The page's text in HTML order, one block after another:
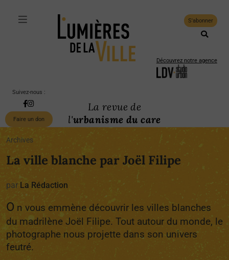
S'abonner
Découvrez notre agence
Suivez-nous :
Faire un don
La revue de
l'urbanisme du care
Archives
La ville blanche par Joël Filipe
par La Rédaction
O n vous emmène découvrir les villes blanches
du madrilène Joël Filipe. Tout autour du monde, le
photographe nous projette dans son univers
feutré.